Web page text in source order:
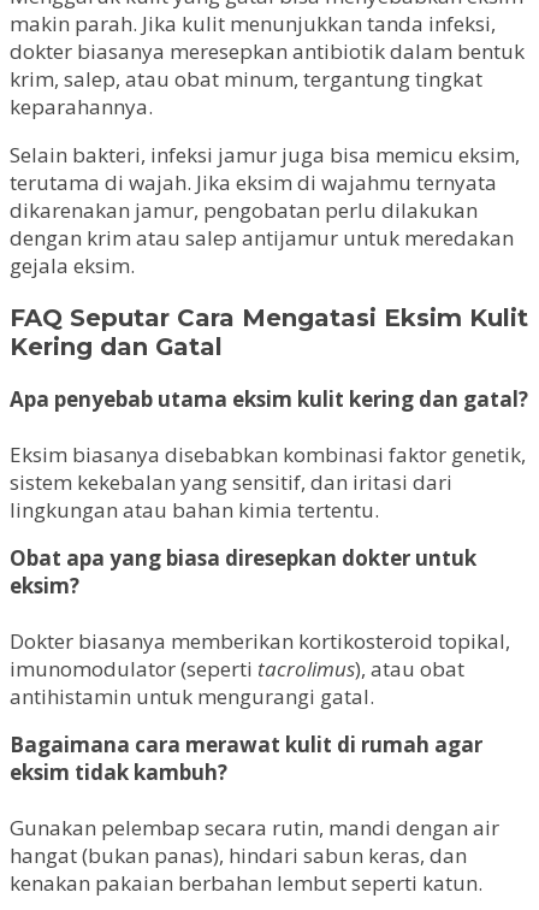
makin parah. Jika kulit menunjukkan tanda infeksi,
dokter biasanya meresepkan antibiotik dalam bentuk
krim, salep, atau obat minum, tergantung tingkat
keparahannya.
Selain bakteri, infeksi jamur juga bisa memicu eksim,
terutama di wajah. Jika eksim di wajahmu ternyata
dikarenakan jamur, pengobatan perlu dilakukan
dengan krim atau salep antijamur untuk meredakan
gejala eksim.
FAQ Seputar Cara Mengatasi Eksim Kulit
Kering dan Gatal
Apa penyebab utama eksim kulit kering dan gatal?
Eksim biasanya disebabkan kombinasi faktor genetik,
sistem kekebalan yang sensitif, dan iritasi dari
lingkungan atau bahan kimia tertentu.
Obat apa yang biasa diresepkan dokter untuk
eksim?
Dokter biasanya memberikan kortikosteroid topikal,
imunomodulator (seperti tacrolimus), atau obat
antihistamin untuk mengurangi gatal.
Bagaimana cara merawat kulit di rumah agar
eksim tidak kambuh?
Gunakan pelembap secara rutin, mandi dengan air
hangat (bukan panas), hindari sabun keras, dan
kenakan pakaian berbahan lembut seperti katun.